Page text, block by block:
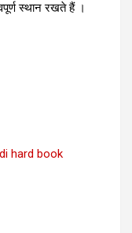
स्थान रखते हैं ।
hard book